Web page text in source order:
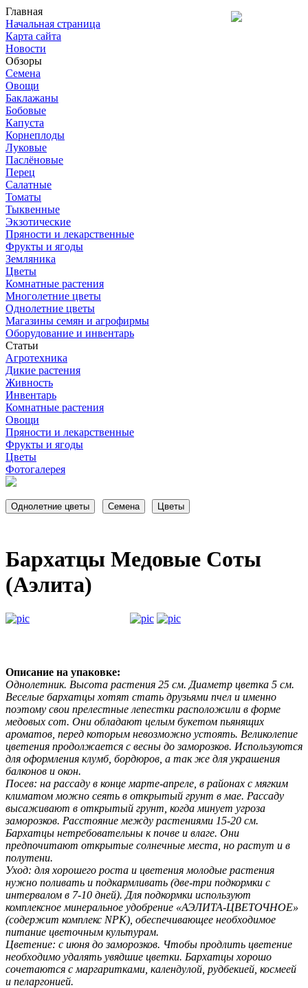
Главная
Начальная страница
Карта сайта
Новости
Обзоры
Семена
Овощи
Баклажаны
Бобовые
Капуста
Корнеплоды
Луковые
Паслёновые
Перец
Салатные
Томаты
Тыквенные
Экзотические
Пряности и лекарственные
Фрукты и ягоды
Земляника
Цветы
Комнатные растения
Многолетние цветы
Однолетние цветы
Магазины семян и агрофирмы
Оборудование и инвентарь
Статьи
Агротехника
Дикие растения
Живность
Инвентарь
Комнатные растения
Овощи
Пряности и лекарственные
Фрукты и ягоды
Цветы
Фотогалерея
Бархатцы Медовые Соты
(Аэлита)
Описание на упаковке:
Однолетник. Высота растения 25 см. Диаметр цветка 5 см.
Веселые бархатцы хотят стать друзьями пчел и именно
поэтому свои прелестные лепестки расположили в форме
медовых сот. Они обладают целым букетом пьянящих
ароматов, перед которым невозможно устоять. Великолепие
цветения продолжается с весны до заморозков. Используются
для оформления клумб, бордюров, а так же для украшения
балконов и окон.
Посев: на рассаду в конце марте-апреле, в районах с мягким
климатом можно сеять в открытый грунт в мае. Рассаду
высаживают в открытый грунт, когда минует угроза
заморозков. Расстояние между растениями 15-20 см.
Бархатцы нетребовательны к почве и влаге. Они
предпочитают открытые солнечные места, но растут и в
полутени.
Уход: для хорошего роста и цветения молодые растения
нужно поливать и подкармливать (две-три подкормки с
интервалом в 7-10 дней). Для подкормки используют
комплексное минеральное удобрение «АЭЛИТА-ЦВЕТОЧНОЕ»
(содержит комплекс NРK), обеспечивающее необходимое
питание цветочным культурам.
Цветение: с июня до заморозков. Чтобы продлить цветение
необходимо удалять увядшие цветки. Бархатцы хорошо
сочетаются с маргаритками, календулой, рудбекией, космеей
и пеларгонией.